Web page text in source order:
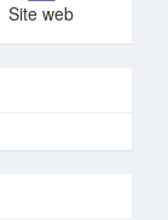
Site web